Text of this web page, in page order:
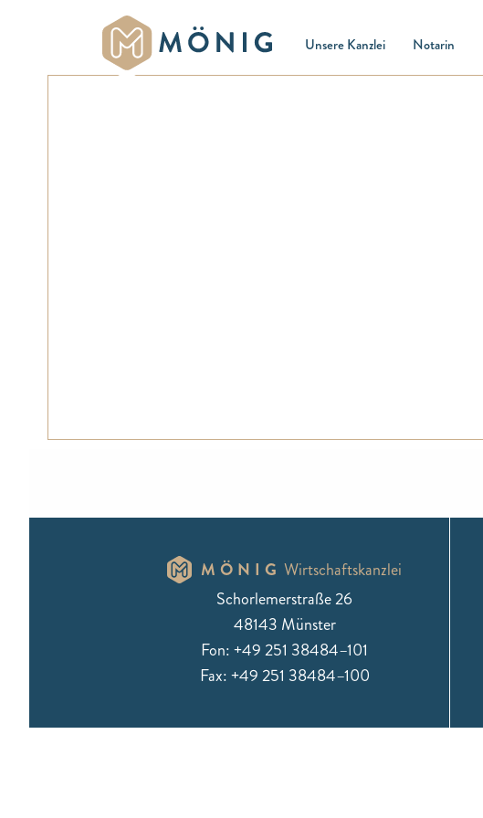
Unsere Kanzlei Notarin
MÖNIG Wirtschaftskanzlei
Schorlemerstraße 26
48143 Münster
Fon: +49 251 38484–101
Fax: +49 251 38484–100